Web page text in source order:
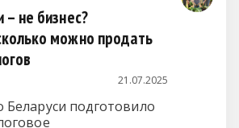
не бизнес?
можно продать
21.07.2025
Беларуси подготовило